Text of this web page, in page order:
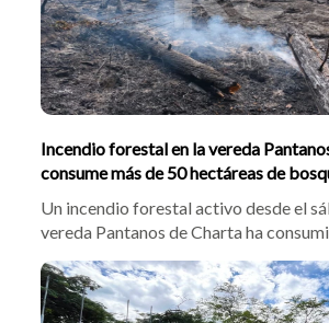
Incendio forestal en la vereda
consume más de 50 hectáreas de
Un incendio forestal activo desde el
vereda Pantanos de Charta ha
Bucaramanga trabajan en el sitio,
de Gestión del Riesgo solicitó apoyo